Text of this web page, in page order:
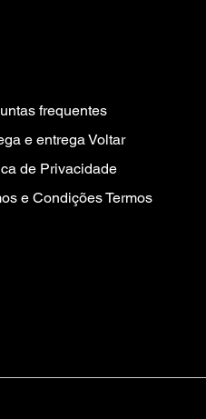
frequentes
e entrega Voltar
de Privacidade
e Condições Termos